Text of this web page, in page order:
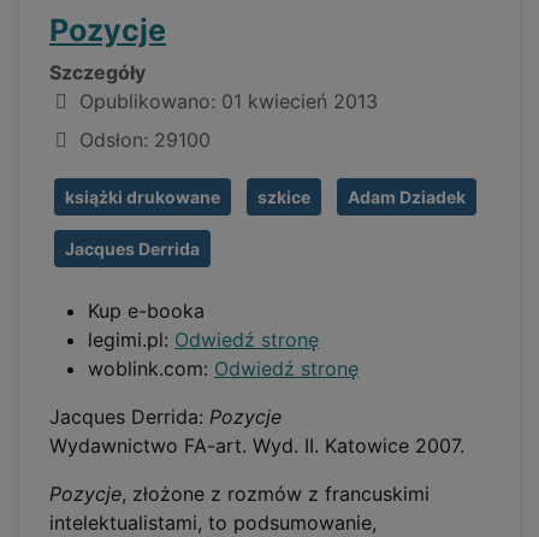
Pozycje
Szczegóły
Opublikowano: 01 kwiecień 2013
Odsłon: 29100
książki drukowane szkice Adam Dziadek
Jacques Derrida
Kup e-booka
legimi.pl: Odwiedź stronę
woblink.com: Odwiedź stronę
Jacques Derrida: Pozycje
Wydawnictwo FA-art. Wyd. II. Katowice 2007.
Pozycje, złożone z rozmów z francuskimi
intelektualistami, to podsumowanie,